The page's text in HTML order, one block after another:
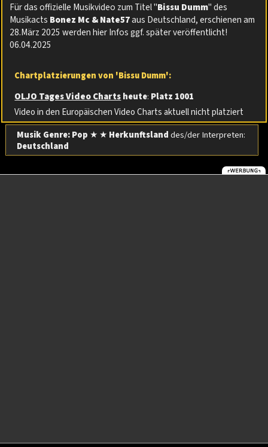
Für das offizielle Musikvideo zum Titel "Bissu Dumm" des
Musikacts Bonez Mc & Nate57aus Deutschland, erschienen am
28.März 2025 werden hier Infos ggf. später veröffentlicht!
06.04.2025
Chartplatzierungen von 'Bissu Dumm':
OLJO Tages Video Chartsheute: Platz 1001
Video in den Europäischen Video Charts aktuell nicht platziert
Musik Genre: Pop ★ ★ Herkunftslanddes/der Interpreten:
Deutschland